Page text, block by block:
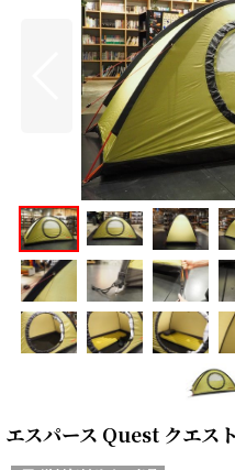
エスパース Quest クエス